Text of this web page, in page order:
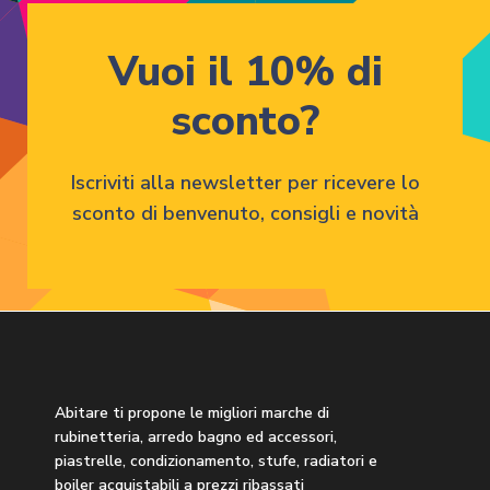
Vuoi il 10% di
sconto?
Iscriviti alla newsletter per ricevere lo
sconto di benvenuto, consigli e novità
Abitare ti propone le migliori marche di
rubinetteria, arredo bagno ed accessori,
piastrelle, condizionamento, stufe, radiatori e
boiler acquistabili a prezzi ribassati